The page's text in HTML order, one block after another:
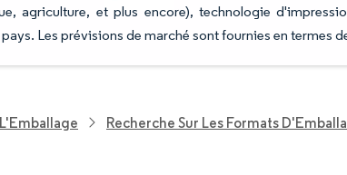
agriculture, et plus encore), technologie
Les prévisions de marché sont fournies en termes
Recherche Sur Les Formats